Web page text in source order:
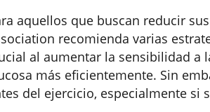
aquellos que buscan reducir
recomienda varias
al aumentar la sensibilidad a
más eficientemente. Sin
del ejercicio, especialmente si